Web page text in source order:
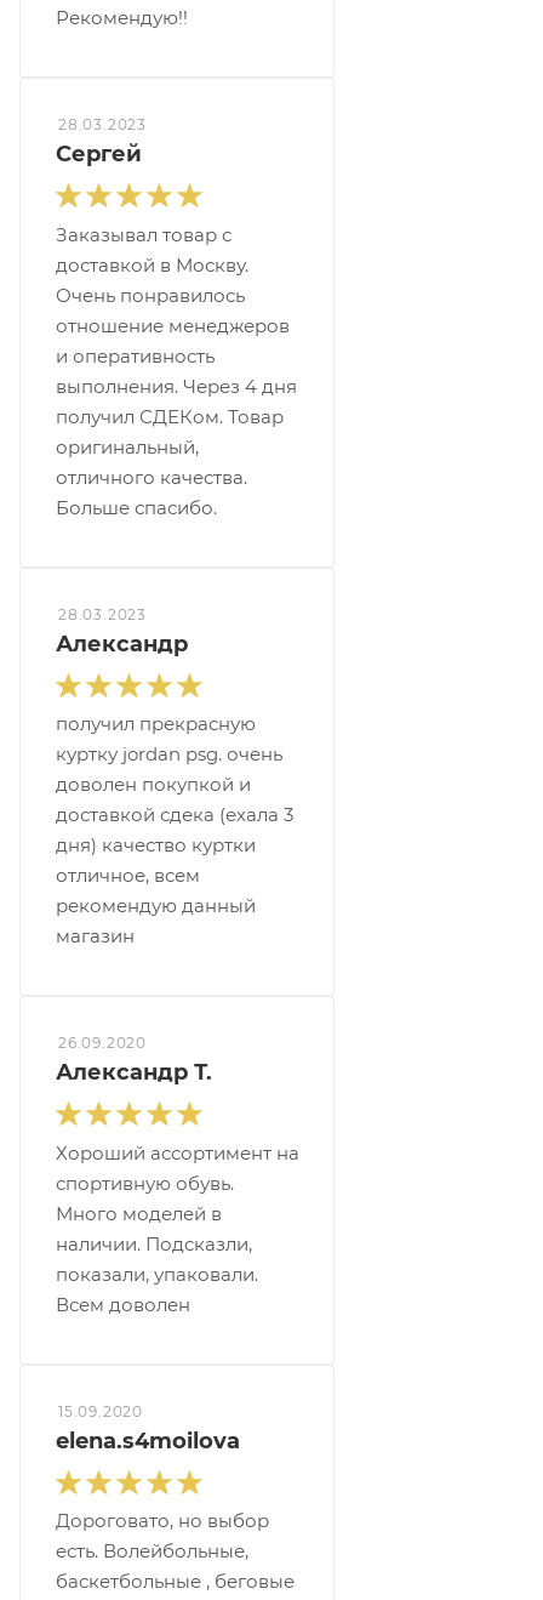
Рекомендую!!
28.03.2023
Сергей
Заказывал товар с
доставкой в Москву.
Очень понравилось
отношение менеджеров
и оперативность
выполнения. Через 4 дня
получил СДЕКом. Товар
оригинальный,
отличного качества.
Больше спасибо.
28.03.2023
Александр
получил прекрасную
куртку jordan psg. очень
доволен покупкой и
доставкой сдека (ехала 3
дня) качество куртки
отличное, всем
рекомендую данный
магазин
26.09.2020
Александр Т.
Хороший ассортимент на
спортивную обувь.
Много моделей в
наличии. Подсказли,
показали, упаковали.
Всем доволен
15.09.2020
elena.s4moilova
Дороговато, но выбор
есть. Волейбольные,
баскетбольные , беговые